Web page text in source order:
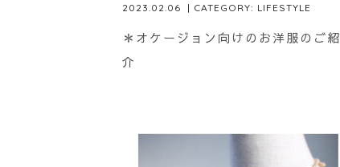
2023.02.06 | CATEGORY: LIFESTYLE
＊オケージョン向けのお洋服のご紹
介